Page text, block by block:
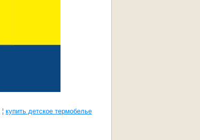
¦ купить детское термобелье